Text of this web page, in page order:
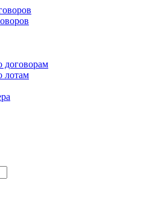
договорам
лотам